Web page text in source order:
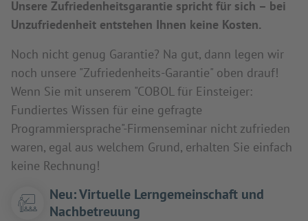
Unsere Zufriedenheitsgarantie spricht für sich – bei
Unzufriedenheit entstehen Ihnen keine Kosten.
Noch nicht genug Garantie? Na gut, dann legen wir
noch unsere "Zufriedenheits-Garantie" oben drauf!
Wenn Sie mit unserem "COBOL für Einsteiger:
Fundiertes Wissen für eine gefragte
Programmiersprache"-Firmenseminar nicht zufrieden
waren, egal aus welchem Grund, erhalten Sie einfach
keine Rechnung!
Neu: Virtuelle Lerngemeinschaft und
Nachbetreuung